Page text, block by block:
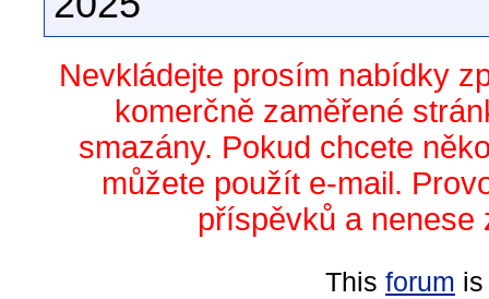
Nevkládejte prosím nabídky
komerčně zaměřené
smazány. Pokud chcete
můžete použít e-mail.
příspěvků a nenese
This forum